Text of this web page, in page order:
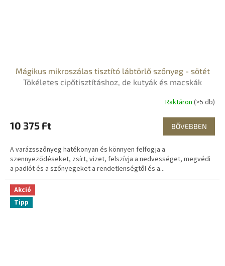
Mágikus mikroszálas tisztító lábtörlő szőnyeg - sötét
Tökéletes cipőtisztításhoz, de kutyák és macskák
Raktáron (>5 db)
10 375 Ft BŐVEBBEN
A varázsszőnyeg hatékonyan és könnyen felfogja a
szennyeződéseket, zsírt, vizet, felszívja a nedvességet, megvédi
a padlót és a szőnyegeket a rendetlenségtől és a...
Akció
Tipp